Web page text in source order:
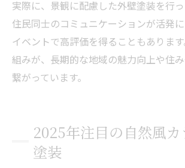
実際に、景観に配慮した外壁塗装を行っ
住民同士のコミュニケーションが活発
イベントで高評価を得ることもありま
組みが、長期的な地域の魅力向上や住
繋がっています。
2025年注目の自然風
塗装